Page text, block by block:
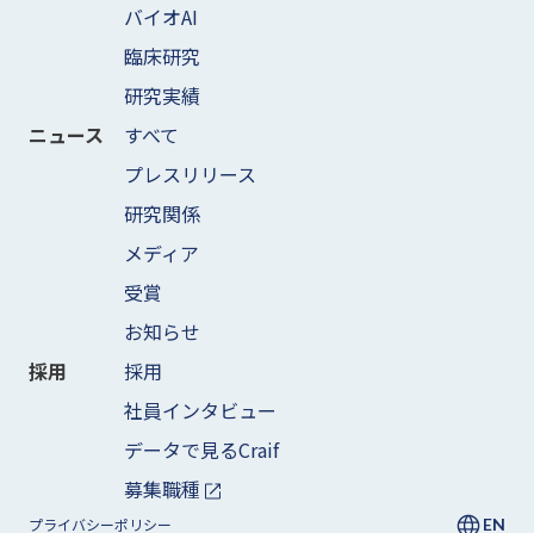
バイオAI
臨床研究
研究実績
ニュース
すべて
プレスリリース
研究関係
メディア
受賞
お知らせ
採用
採用
社員インタビュー
データで見るCraif
募集職種
プライバシーポリシー EN